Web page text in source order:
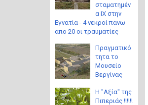
σταματημέν
α ΙΧ στην
Εγνατία - 4 νεκροί πανω
απο 20 οι τραυματίες
Πραγματικό
τητα το
Μουσείο
Βεργίνας
Η "Αξία" της
Πιπεριάς !!!!!!